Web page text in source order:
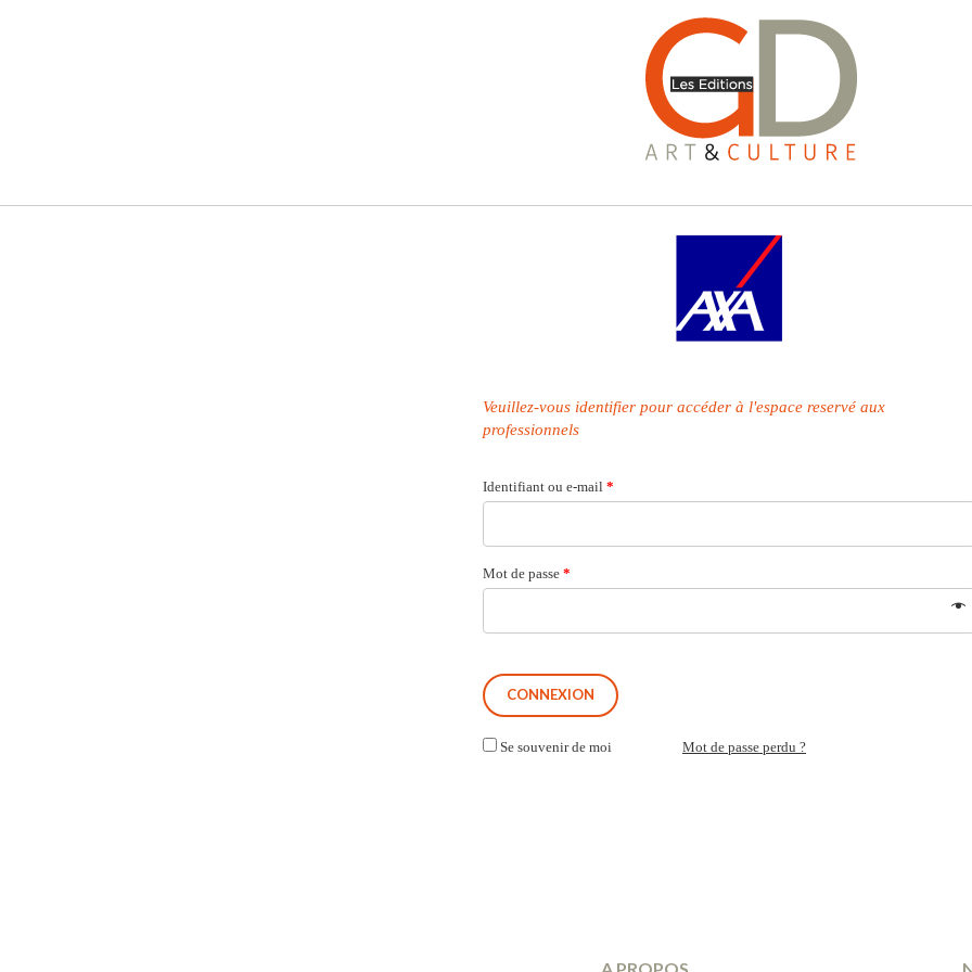
Veuillez-vous identifier pour accéder à l'espace reservé aux
professionnels
Identifiant ou e-mail *
Mot de passe *
Se souvenir de moi Mot de passe perdu ?
A PROPOS